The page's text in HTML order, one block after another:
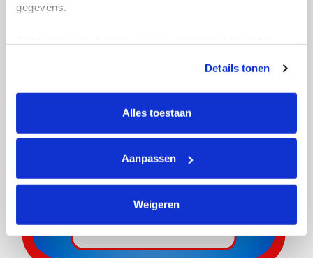
gegevens.
tonen. Je kunt je toestemming op elk moment wijzigen of
intrekken via Cookie instellingen onderaan de pagina. De
lijst met cookies is te vinden in het tabblad “details”.
Details tonen
Alles toestaan
Aanpassen
Weigeren